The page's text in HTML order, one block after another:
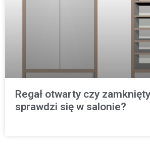
Regał otwarty czy
sprawdzi się w salonie?